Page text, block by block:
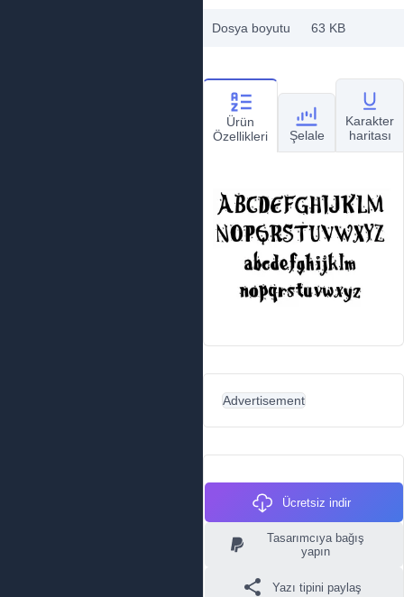
Dosya boyutu 63 KB
Ürün
Özellikleri
Şelale
Karakter
haritası
Advertisement
Ücretsiz indir
Tasarımcıya bağış
yapın
Yazı tipini paylaş